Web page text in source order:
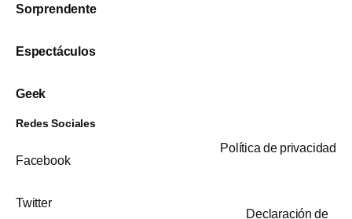
Sorprendente
Espectáculos
Geek
Redes Sociales
Facebook
Twitter
Política de privacidad
Declaración de